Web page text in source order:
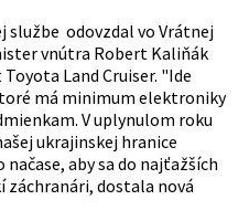
službe odovzdal vo Vrátnej
vnútra Robert Kaliňák
Land Cruiser. "Ide
má minimum elektroniky
V uplynulom roku
ukrajinskej hranice
aby sa do najťažších
dostala nová